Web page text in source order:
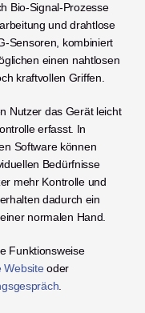
Bio-Signal-Prozesse
und drahtlose
Sensoren, kombiniert
einen nahtlosen
kraftvollen Griffen.
Nutzer das Gerät leicht
erfasst. In
Software können
Bedürfnisse
mehr Kontrolle und
dadurch ein
normalen Hand.
Funktionsweise
Website